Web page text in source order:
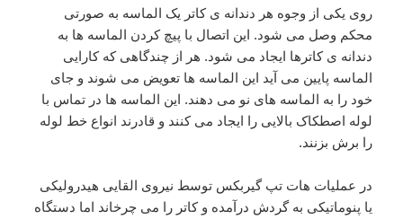
روی یکی از وجوه هر دندانه ی کاتر یک الماسه به صورتی
محکم وصل می شود. این اتصال با پیچ کردن الماسه ها به
دندانه ی کاترها ایجاد می شود. هر از چندگاهی که کارایی
الماسه پایین می آید این الماسه ها تعویض می شوند و جای
خود را به الماسه های نو می دهند. این الماسه ها در تماس با
لوله اصطکاک بالایی را ایجاد می کنند و قادرند انواع خط لوله
را برش بزنند.
در عملیات هات تپ گیربکس توسط نیروی القایی هیدرولیکی
یا پنوماتیکی به گردش درآمده و کاتر را می چرخاند اما دستگاه